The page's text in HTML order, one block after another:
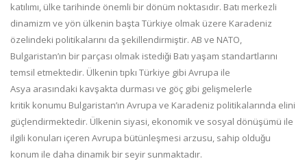
katılımı, ülke tarihinde önemli bir dönüm noktasıdır. Batı merkezli
dinamizm ve yön ülkenin başta Türkiye olmak üzere Karadeniz
özelindeki politikalarını da şekillendirmiştir. AB ve NATO,
Bulgaristan’ın bir parçası olmak istediği Batı yaşam standartlarını
temsil etmektedir. Ülkenin tıpkı Türkiye gibi Avrupa ile
Asya arasındaki kavşakta durması ve göç gibi gelişmelerle
kritik konumu Bulgaristan’ın Avrupa ve Karadeniz politikalarında elini
güçlendirmektedir. Ülkenin siyasi, ekonomik ve sosyal dönüşümü ile
ilgili konuları içeren Avrupa bütünleşmesi arzusu, sahip olduğu
konum ile daha dinamik bir seyir sunmaktadır.